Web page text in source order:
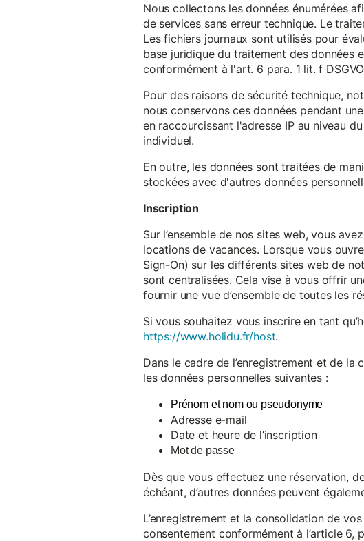
Nous collectons les données énumérées
de services sans erreur technique. Le
Les fichiers journaux sont utilisés pour
base juridique du traitement des
conformément à l'art. 6 para. 1 lit. f
Pour des raisons de sécurité technique,
nous conservons ces données pendant
en raccourcissant l'adresse IP au niveau
individuel.
En outre, les données sont traitées de
stockées avec d'autres données
Inscription
Sur l’ensemble de nos sites web, vous
locations de vacances. Lorsque vous
Sign-On) sur les différents sites web de
sont centralisées. Cela vise à vous offrir
fournir une vue d’ensemble de toutes les
Si vous souhaitez vous inscrire en tant
https://www.holidu.fr/host.
Dans le cadre de l’enregistrement et de
les données personnelles suivantes :
Prénom et nom ou pseudonyme
Adresse e-mail
Date et heure de l’inscription
Mot de passe
Dès que vous effectuez une réservation,
échéant, d’autres données peuvent
L’enregistrement et la consolidation de
consentement conformément à l’article 6,